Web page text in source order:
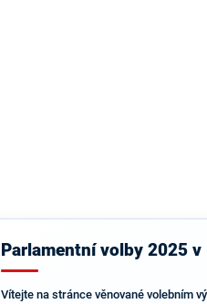
Parlamentní volby 2025
Vítejte na stránce věnované volebním